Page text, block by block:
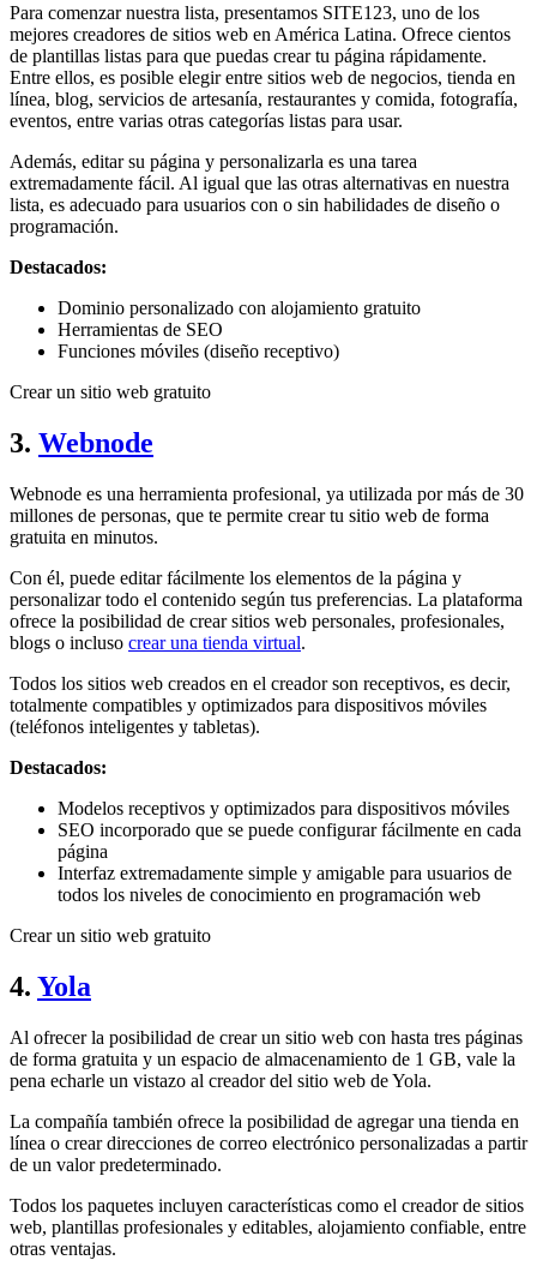
Para comenzar nuestra lista, presentamos SITE123, uno de los
mejores creadores de sitios web en América Latina. Ofrece cientos
de plantillas listas para que puedas crear tu página rápidamente.
Entre ellos, es posible elegir entre sitios web de negocios, tienda en
línea, blog, servicios de artesanía, restaurantes y comida, fotografía,
eventos, entre varias otras categorías listas para usar.
Además, editar su página y personalizarla es una tarea
extremadamente fácil. Al igual que las otras alternativas en nuestra
lista, es adecuado para usuarios con o sin habilidades de diseño o
programación.
Destacados:
Dominio personalizado con alojamiento gratuito
Herramientas de SEO
Funciones móviles (diseño receptivo)
Crear un sitio web gratuito
3. Webnode
Webnode es una herramienta profesional, ya utilizada por más de 30
millones de personas, que te permite crear tu sitio web de forma
gratuita en minutos.
Con él, puede editar fácilmente los elementos de la página y
personalizar todo el contenido según tus preferencias. La plataforma
ofrece la posibilidad de crear sitios web personales, profesionales,
blogs o incluso crear una tienda virtual.
Todos los sitios web creados en el creador son receptivos, es decir,
totalmente compatibles y optimizados para dispositivos móviles
(teléfonos inteligentes y tabletas).
Destacados:
Modelos receptivos y optimizados para dispositivos móviles
SEO incorporado que se puede configurar fácilmente en cada
página
Interfaz extremadamente simple y amigable para usuarios de
todos los niveles de conocimiento en programación web
Crear un sitio web gratuito
4. Yola
Al ofrecer la posibilidad de crear un sitio web con hasta tres páginas
de forma gratuita y un espacio de almacenamiento de 1 GB, vale la
pena echarle un vistazo al creador del sitio web de Yola.
La compañía también ofrece la posibilidad de agregar una tienda en
línea o crear direcciones de correo electrónico personalizadas a partir
de un valor predeterminado.
Todos los paquetes incluyen características como el creador de sitios
web, plantillas profesionales y editables, alojamiento confiable, entre
otras ventajas.